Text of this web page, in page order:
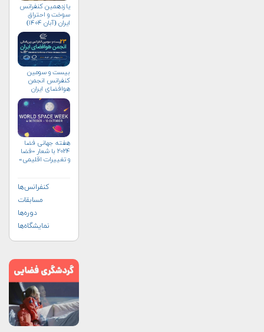
یازدهمین کنفرانس
سوخت و احتراق
ایران (آبان‌ ۱۴۰۴)
بیست و سومین
کنفرانس انجمن
هوافضای ايران
هفته جهانی فضا
۲۰۲۴ با شعار «فضا
و تغییرات اقلیمی»
کنفرانس‌ها
مسابقات
دوره‌ها
نمایشگاه‌ها